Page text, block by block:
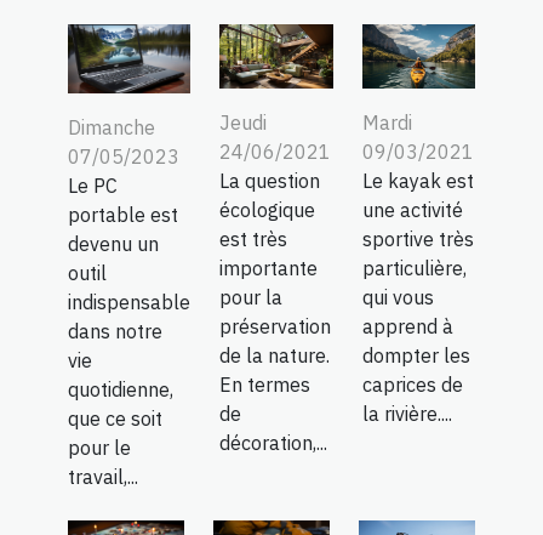
Dimanche
07/05/2023
Le PC
portable est
devenu un
outil
indispensable
dans notre
vie
quotidienne,
que ce soit
pour le
travail,...
Jeudi
24/06/2021
La question
écologique
est très
importante
pour la
préservation
de la nature.
En termes
de
décoration,...
Mardi
09/03/2021
Le kayak est
une activité
sportive très
particulière,
qui vous
apprend à
dompter les
caprices de
la rivière....